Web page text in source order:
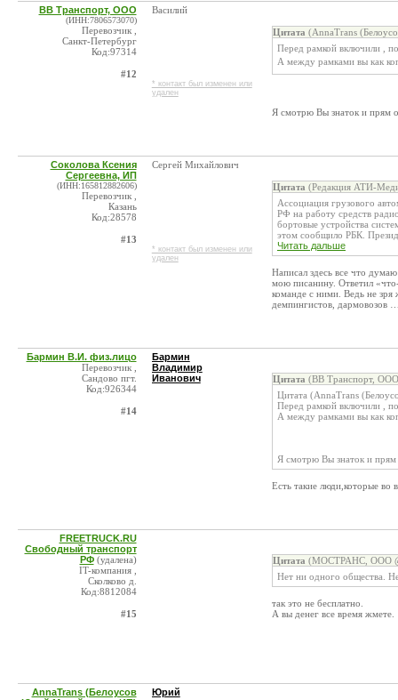
ВВ Транспорт, ООО
(ИНН:7806573070)
Перевозчик ,
Санкт-Петербург
Код:97314
#12
Василий
* контакт был изменен или
удален
Цитата (AnnaTrans
Перед рамкой включили ,
А между рамками вы как
Я смотрю Вы знаток и прям
Соколова Ксения
Сергеевна, ИП
(ИНН:165812882606)
Перевозчик ,
Казань
Код:28578
#13
Сергей Михайлович
* контакт был изменен или
удален
Цитата (Редакция АТИ-
Ассоциация грузового
РФ на работу средств
бортовые устройства
этом сообщило РБК.
Читать дальше
Написал здесь все что
мою писанину. Ответил
команде с ними. Ведь не зря
демпингистов, дармовозов
Бармин В.И. физ.лицо
Перевозчик ,
Сандово пгт.
Код:926344
#14
Бармин
Владимир
Иванович
Цитата (ВВ Транспорт,
Цитата (AnnaTrans
Перед рамкой включили ,
А между рамками вы как
Я смотрю Вы знаток и
Есть такие люди,которые во
FREETRUCK.RU
Свободный транспорт
РФ (удалена)
IT-компания ,
Сколково д.
Код:8812084
#15
Цитата (МОСТРАНС, ООО
Нет ни одного общества.
так это не бесплатно.
А вы денег все время жмете.
AnnaTrans (Белоусов
Юрий